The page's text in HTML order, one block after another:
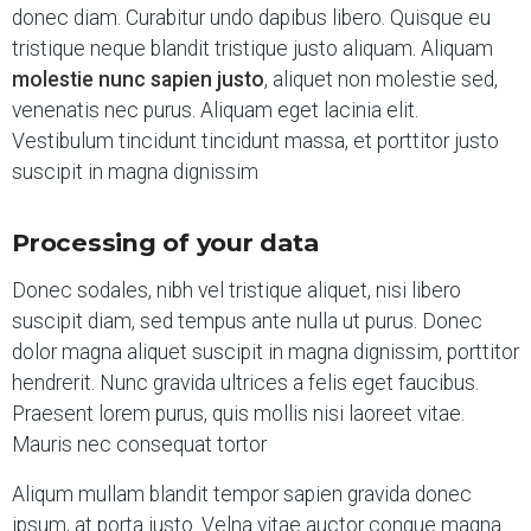
donec diam. Curabitur undo dapibus libero. Quisque eu
tristique neque blandit tristique justo aliquam. Aliquam
molestie nunc sapien justo, aliquet non molestie sed,
venenatis nec purus. Aliquam eget lacinia elit.
Vestibulum tincidunt tincidunt massa, et porttitor justo
suscipit in magna dignissim
Processing of your data
Donec sodales, nibh vel tristique aliquet, nisi libero
suscipit diam, sed tempus ante nulla ut purus. Donec
dolor magna aliquet suscipit in magna dignissim, porttitor
hendrerit. Nunc gravida ultrices a felis eget faucibus.
Praesent lorem purus, quis mollis nisi laoreet vitae.
Mauris nec consequat tortor
Aliqum mullam blandit tempor sapien gravida donec
ipsum, at porta justo. Velna vitae auctor congue magna